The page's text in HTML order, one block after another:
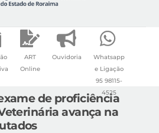
ART
Online
Ouvidoria
Whatsapp
e Ligação
95 98115-
4525
de proficiência
avança na